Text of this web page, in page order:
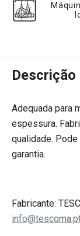
Adequada para
espessura.
qualidade. Pode
garantia.
Fabricante: